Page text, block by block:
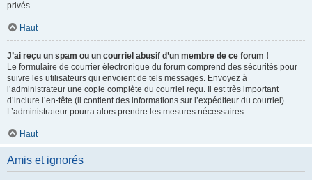
privés.
Haut
J’ai reçu un spam ou un courriel abusif d’un membre de ce forum !
Le formulaire de courrier électronique du forum comprend des sécurités pour
suivre les utilisateurs qui envoient de tels messages. Envoyez à
l’administrateur une copie complète du courriel reçu. Il est très important
d’inclure l’en-tête (il contient des informations sur l’expéditeur du courriel).
L’administrateur pourra alors prendre les mesures nécessaires.
Haut
Amis et ignorés